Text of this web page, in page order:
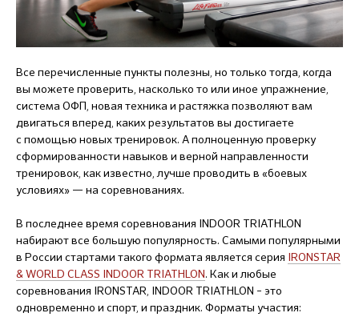
Все перечисленные пункты полезны, но только тогда, когда
вы можете проверить, насколько то или иное упражнение,
система ОФП, новая техника и растяжка позволяют вам
двигаться вперед, каких результатов вы достигаете
с помощью новых тренировок. А полноценную проверку
сформированности навыков и верной направленности
тренировок, как известно, лучше проводить в «боевых
условиях» — на соревнованиях.
В последнее время соревнования INDOOR TRIATHLON
набирают все большую популярность. Самыми популярными
в России стартами такого формата является серия IRONSTAR
& WORLD CLASS INDOOR TRIATHLON. Как и любые
соревнования IRONSTAR, INDOOR TRIATHLON – это
одновременно и спорт, и праздник. Форматы участия: